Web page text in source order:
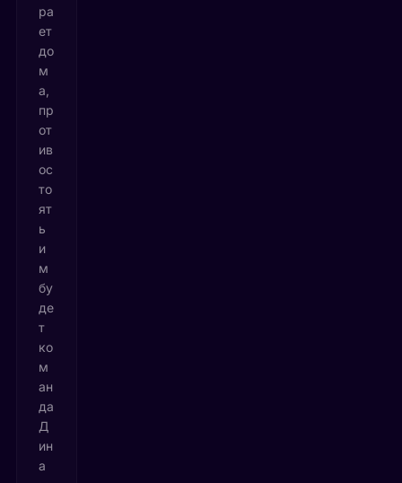
ра
ет
до
м
а,
пр
от
ив
ос
то
ят
ь
и
м
бу
де
т
ко
м
ан
да
Д
ин
а